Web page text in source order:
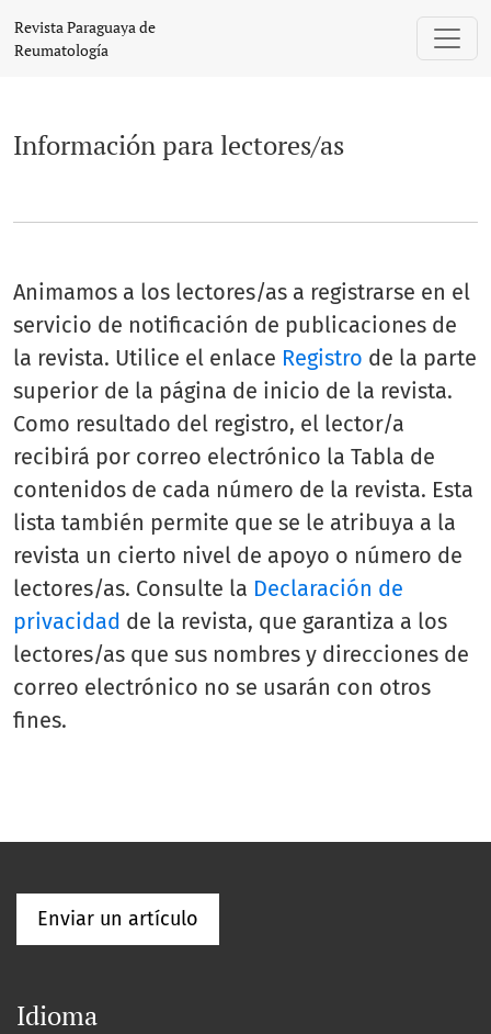
Revista Paraguaya de
Reumatología
Información para lectores/as
Animamos a los lectores/as a registrarse en el
servicio de notificación de publicaciones de
la revista. Utilice el enlace Registro de la parte
superior de la página de inicio de la revista.
Como resultado del registro, el lector/a
recibirá por correo electrónico la Tabla de
contenidos de cada número de la revista. Esta
lista también permite que se le atribuya a la
revista un cierto nivel de apoyo o número de
lectores/as. Consulte la Declaración de
privacidad de la revista, que garantiza a los
lectores/as que sus nombres y direcciones de
correo electrónico no se usarán con otros
fines.
Enviar un artículo
Idioma